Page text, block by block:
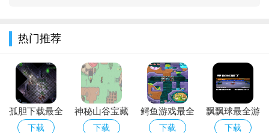
龙"中，每个角色都有一系列的技能，这些技能在降低敌人生命
用。每提升一阶的武职，角色都能学到新的技能，或者是提升旧
技能的威力。这些技能是在战斗中取胜的关键，
手游下载 提升武
职就能让角色变得更加厉害。
热门推荐
孤胆下载最全
游戏攻略解说
下载
神秘山谷宝藏
探寻与谜题破
下载
鳄鱼游戏最全
游戏攻略解说
下载
飘飘球最全游
戏攻略解说_
下载